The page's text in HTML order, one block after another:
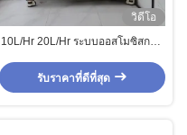
วิดีโอ
10L/Hr 20L/Hr ระบบออสโมซิสกลับ
รับราคาที่ดีที่สุด